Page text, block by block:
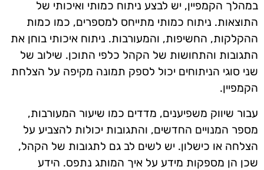
במהלך הקמפיין, יש לבצע ניתוח כמותי ואיכותי של
התוצאות. ניתוח כמותי מתייחס למספרים, כמו כמות
ההקלקות, החשיפות, והמעורבות. ניתוח איכותי בוחן את
התגובות והתחושות של הקהל כלפי התוכן. שילוב של
שני סוגי הניתוחים יכול לספק תמונה מקיפה על הצלחת
הקמפיין.
עבור שיווק משפיענים, מדדים כמו שיעור המעורבות,
מספר המנויים החדשים, והתגובות יכולות להצביע על
הצלחה או כישלון. יש לשים לב גם לתגובות של הקהל,
שכן הן מספקות מידע על איך המותג נתפס. הידע